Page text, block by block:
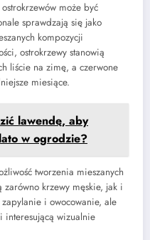
może być
sprawdzają się jako
kompozycji
ostrokrzewy stanowią
liście na zimę, a czerwone
miesiące.
lawendę, aby
w ogrodzie?
tworzenia mieszanych
krzewy męskie, jak i
i owocowanie, ale
interesującą wizualnie